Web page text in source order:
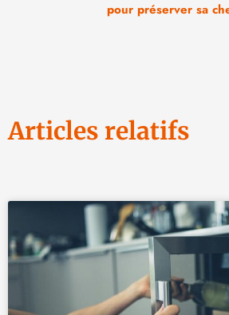
pour préserver sa
Articles relatifs